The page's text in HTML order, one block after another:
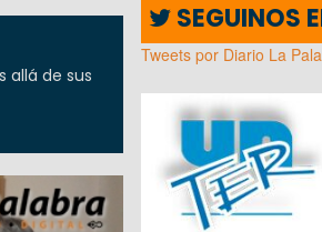
allá de sus
SEGUINOS
Tweets por Diario La